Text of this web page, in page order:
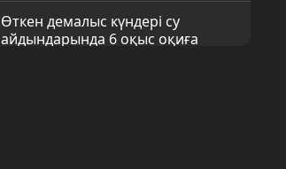
Өткен демалыс күндері су
айдындарында 6 оқыс оқиға